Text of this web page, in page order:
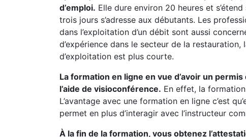
d’emploi. Elle dure environ 20 heures et
trois jours s’adresse aux débutants. Les
dans l’exploitation d’un débit sont aussi
d’expérience dans le secteur de la
d’exploitation est plus courte.
La formation en ligne en vue d’avoir un
l’aide de visioconférence. En effet, la
L’avantage avec une formation en ligne c’est
permet en plus d’interagir avec l’instructeur
À la fin de la formation, vous obtenez